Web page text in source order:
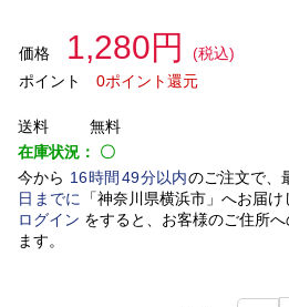
価格 1,280円
(税込)
ポイント
0ポイント還元
送料
無料
在庫状況： 〇
今から 16時間 49分以内のご注文で、
日 までに 「神奈川県横浜市」 へお届け
ログイン をすると、お客様のご住所
ます。